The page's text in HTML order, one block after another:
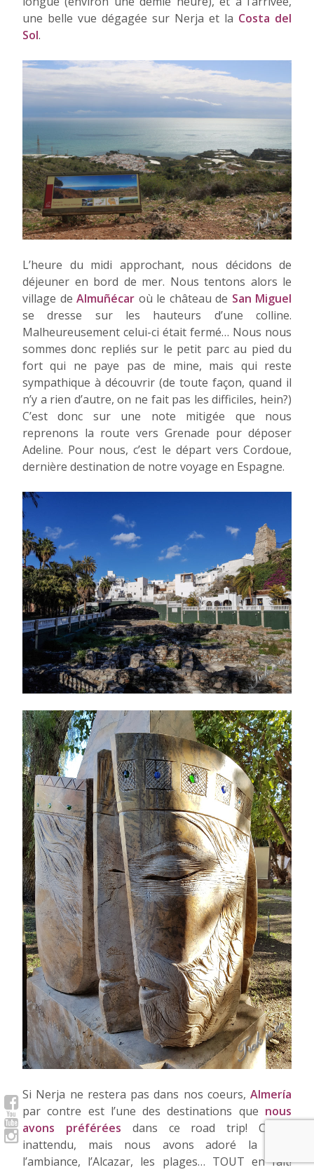
une belle vue dégagée sur Nerja et la Costa del
Sol.
L’heure du midi approchant, nous décidons de
déjeuner en bord de mer. Nous tentons alors le
village de Almuñécar où le château de San Miguel
se dresse sur les hauteurs d’une colline.
Malheureusement celui-ci était fermé… Nous nous
sommes donc repliés sur le petit parc au pied du
fort qui ne paye pas de mine, mais qui reste
sympathique à découvrir (de toute façon, quand il
n’y a rien d’autre, on ne fait pas les difficiles, hein?)
C’est donc sur une note mitigée que nous
reprenons la route vers Grenade pour déposer
Adeline. Pour nous, c’est le départ vers Cordoue,
dernière destination de notre voyage en Espagne.
Si Nerja ne restera pas dans nos coeurs, Almería
par contre est l’une des destinations que nous
avons préférées dans ce road trip! C’était
inattendu, mais nous avons adoré la ville,
l’ambiance, l’Alcazar, les plages… TOUT en fait!